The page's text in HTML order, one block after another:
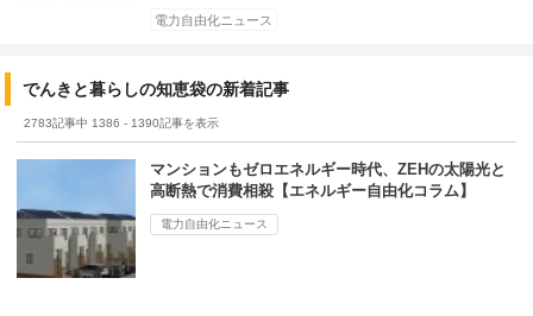
電力自由化ニュース
でんきと暮らしの知恵袋の新着記事
2783記事中 1386 - 1390記事を表示
マンションもゼロエネルギー時代、ZEHの太陽光と
高断熱で消費相殺【エネルギー自由化コラム】
電力自由化ニュース